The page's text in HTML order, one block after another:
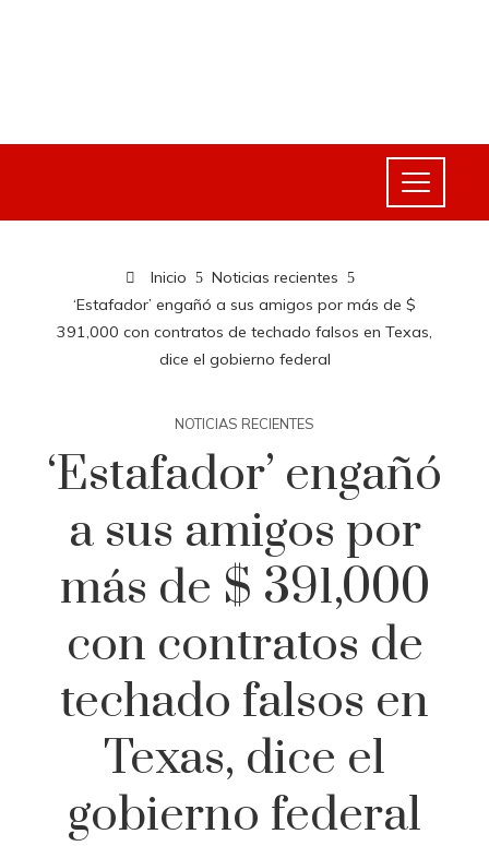
Inicio
Noticias recientes
‘Estafador’ engañó a sus amigos por más de $
391,000 con contratos de techado falsos en Texas,
dice el gobierno federal
NOTICIAS RECIENTES
‘Estafador’ engañó
a sus amigos por
más de $ 391,000
con contratos de
techado falsos en
Texas, dice el
gobierno federal